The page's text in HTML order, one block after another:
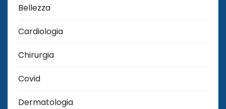
Bellezza
Cardiologia
Chirurgia
Covid
Dermatologia